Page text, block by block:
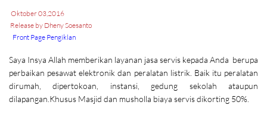
Oktober 03,2016
Release by Dheny Soesanto
Front Page Pengiklan
Saya Insya Allah memberikan layanan jasa servis kepada Anda berupa
perbaikan pesawat elektronik dan peralatan listrik. Baik itu peralatan
dirumah, dipertokoan, instansi, gedung sekolah ataupun
dilapangan.Khusus Masjid dan musholla biaya servis dikorting 50%.